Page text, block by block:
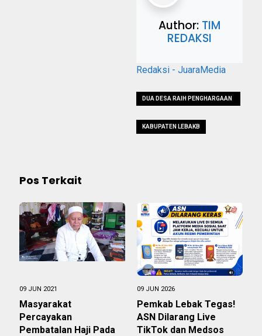
Author: TIM
REDAKSI
Redaksi - JuaraMedia
DUA DESA RAIH PENGHARGAAN
KABUPATEN LEBAKB
Pos Terkait
09 JUN 2021
Masyarakat
Percayakan
Pembatalan Haji Pada
09 JUN 2026
Pemkab Lebak Tegas!
ASN Dilarang Live
TikTok dan Medsos